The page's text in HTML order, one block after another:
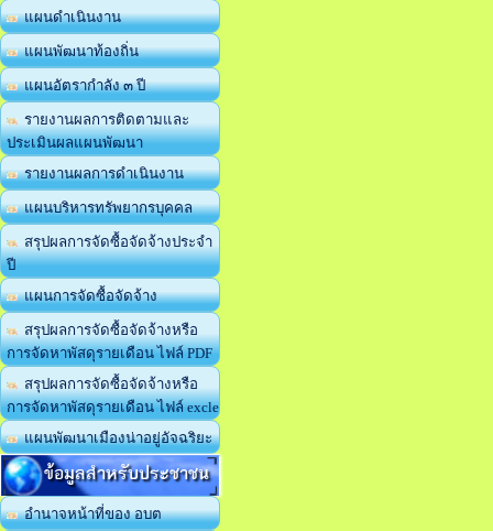
แผนดำเนินงาน
แผนพัฒนาท้องถิ่น
แผนอัตรากำลัง ๓ ปี
รายงานผลการติดตามและ
ประเมินผลแผนพัฒนา
รายงานผลการดำเนินงาน
แผนบริหารทรัพยากรบุคคล
สรุปผลการจัดซื้อจัดจ้างประจำ
ปี
แผนการจัดซื้อจัดจ้าง
สรุปผลการจัดซื้อจัดจ้างหรือ
การจัดหาพัสดุรายเดือน ไฟล์ PDF
สรุปผลการจัดซื้อจัดจ้างหรือ
การจัดหาพัสดุรายเดือน ไฟล์ excle
แผนพัฒนาเมืองน่าอยู่อัจฉริยะ
ข้อมูลสำหรับประชาชน
อำนาจหน้าที่ของ อบต